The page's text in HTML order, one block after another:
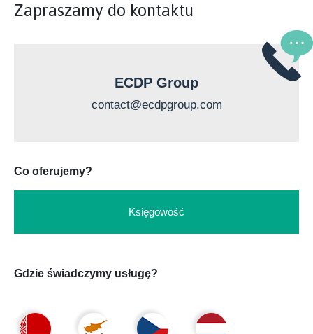
Zapraszamy do kontaktu
ECDP Group
contact@ecdpgroup.com
Co oferujemy?
Księgowość
Gdzie świadczymy usługę?